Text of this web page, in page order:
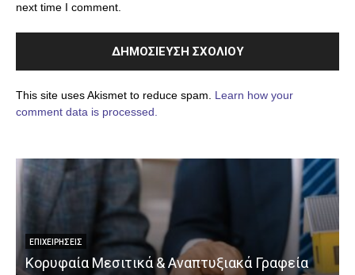
next time I comment.
This site uses Akismet to reduce spam. Learn how your
comment data is processed.
ΕΠΙΧΕΙΡΉΣΕΙΣ
Κορυφαία Μεσιτικά & Αναπτυξιακά Γραφεία